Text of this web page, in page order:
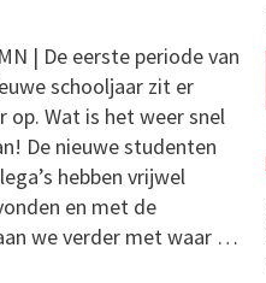
| De eerste periode van
schooljaar zit er
op. Wat is het weer snel
De nieuwe studenten
hebben vrijwel
en met de
we verder met waar …